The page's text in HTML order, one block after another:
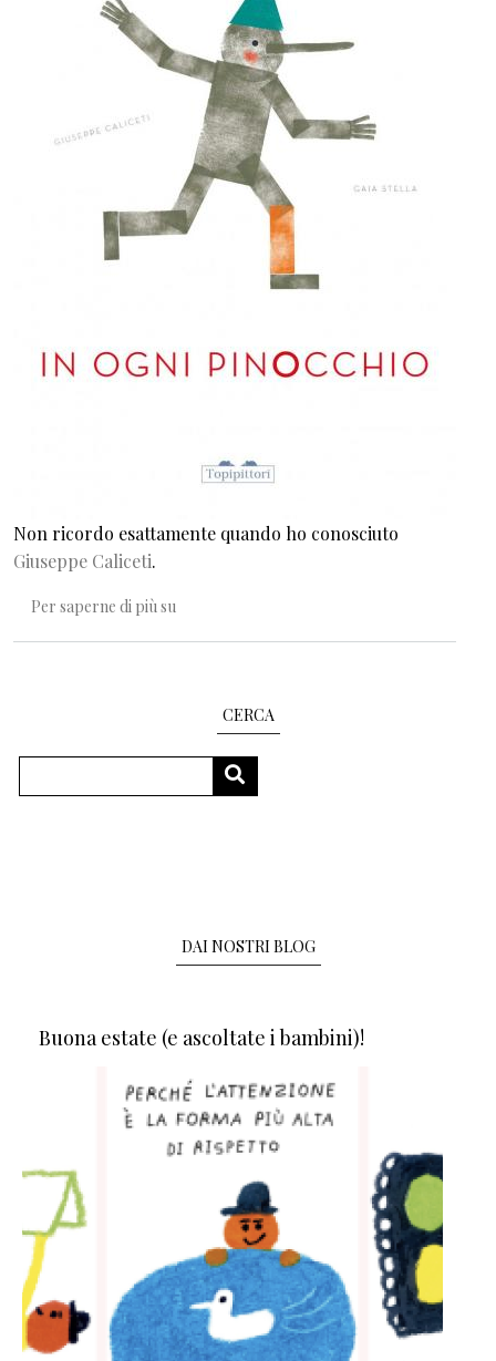
Non ricordo esattamente quando ho conosciuto
Giuseppe Caliceti.
Per saperne di più su
CERCA
CERCA
DAI NOSTRI BLOG
Buona estate (e ascoltate i bambini)!